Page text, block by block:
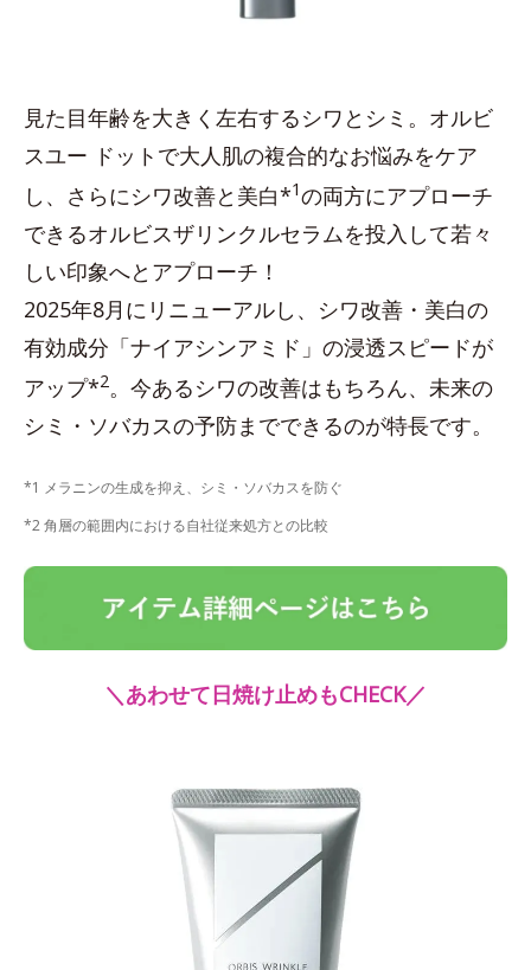
見た目年齢を大きく左右するシワとシミ。オルビ
スユー ドットで大人肌の複合的なお悩みをケア
し、さらにシワ改善と美白*1の両方にアプローチ
できるオルビスザリンクルセラムを投入して若々
しい印象へとアプローチ！
2025年8月にリニューアルし、シワ改善・美白の
有効成分「ナイアシンアミド」の浸透スピードが
アップ*2。今あるシワの改善はもちろん、未来の
シミ・ソバカスの予防までできるのが特長です。
*1 メラニンの生成を抑え、シミ・ソバカスを防ぐ
*2 角層の範囲内における自社従来処方との比較
＼あわせて日焼け止めもCHECK／